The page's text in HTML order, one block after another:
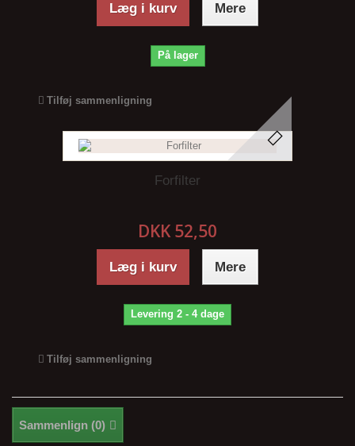
Læg i kurv Mere
På lager
Tilføj sammenligning
Forfilter
DKK 52,50
Læg i kurv Mere
Levering 2 - 4 dage
Tilføj sammenligning
Sammenlign (0)